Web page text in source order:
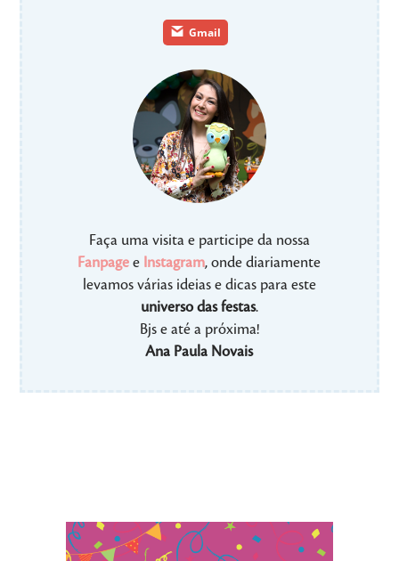
Gmail
Faça uma visita e participe da nossa
Fanpage e Instagram, onde diariamente
levamos várias ideias e dicas para este
universo das festas.
Bjs e até a próxima!
Ana Paula Novais